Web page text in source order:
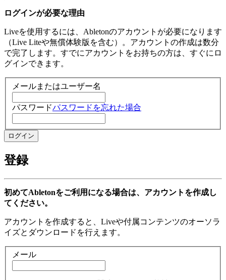
ログインが必要な理由
Liveを使用するには、Abletonのアカウントが必要になります
（Live Liteや無償体験版を含む）。アカウントの作成は数分
で完了します。すでにアカウントをお持ちの方は、すぐにロ
グインできます。
メールまたはユーザー名
パスワードパスワードを忘れた場合
登録
初めてAbletonをご利用になる場合は、アカウントを作成し
てください。
アカウントを作成すると、Liveや付属コンテンツのオーソラ
イズとダウンロードを行えます。
メール